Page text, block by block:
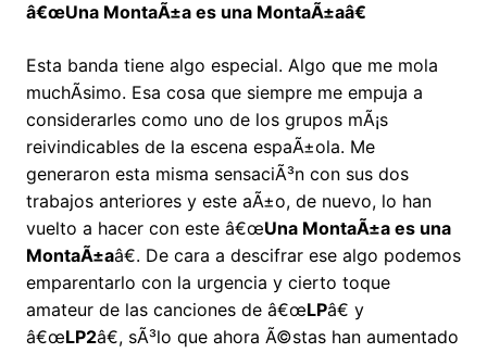
â€œUna MontaÃ±a es una MontaÃ±aâ€
Esta banda tiene algo especial. Algo que me mola
muchÃ­simo. Esa cosa que siempre me empuja a
considerarles como uno de los grupos mÃ¡s
reivindicables de la escena espaÃ±ola. Me
generaron esta misma sensaciÃ³n con sus dos
trabajos anteriores y este aÃ±o, de nuevo, lo han
vuelto a hacer con este â€œUna MontaÃ±a es una
MontaÃ±aâ€. De cara a descifrar ese algo podemos
emparentarlo con la urgencia y cierto toque
amateur de las canciones de â€œLPâ€ y
â€œLP2â€, sÃ³lo que ahora Ã©stas han aumentado